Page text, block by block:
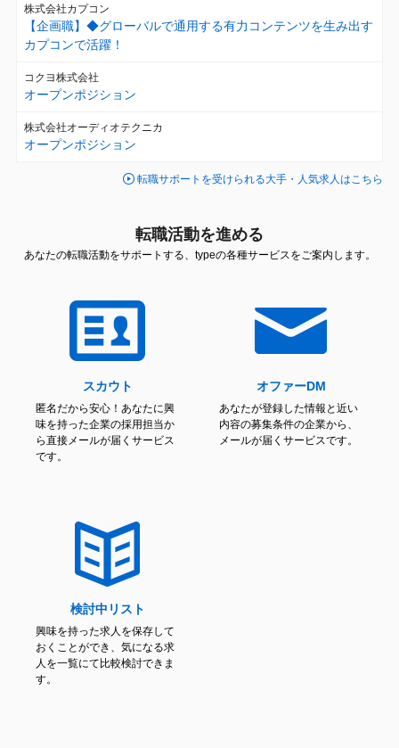
株式会社カプコン
【企画職】◆グローバルで通用する有力コンテンツを生み出す
カプコンで活躍！
コクヨ株式会社
オープンポジション
株式会社オーディオテクニカ
オープンポジション
転職サポートを受けられる大手・人気求人はこちら
転職活動を進める
あなたの転職活動をサポートする、typeの各種サービスをご案内します。
スカウト
匿名だから安心！あなたに興
味を持った企業の採用担当か
ら直接メールが届くサービス
です。
オファーDM
あなたが登録した情報と近い
内容の募集条件の企業から、
メールが届くサービスです。
検討中リスト
興味を持った求人を保存して
おくことができ、気になる求
人を一覧にて比較検討できま
す。